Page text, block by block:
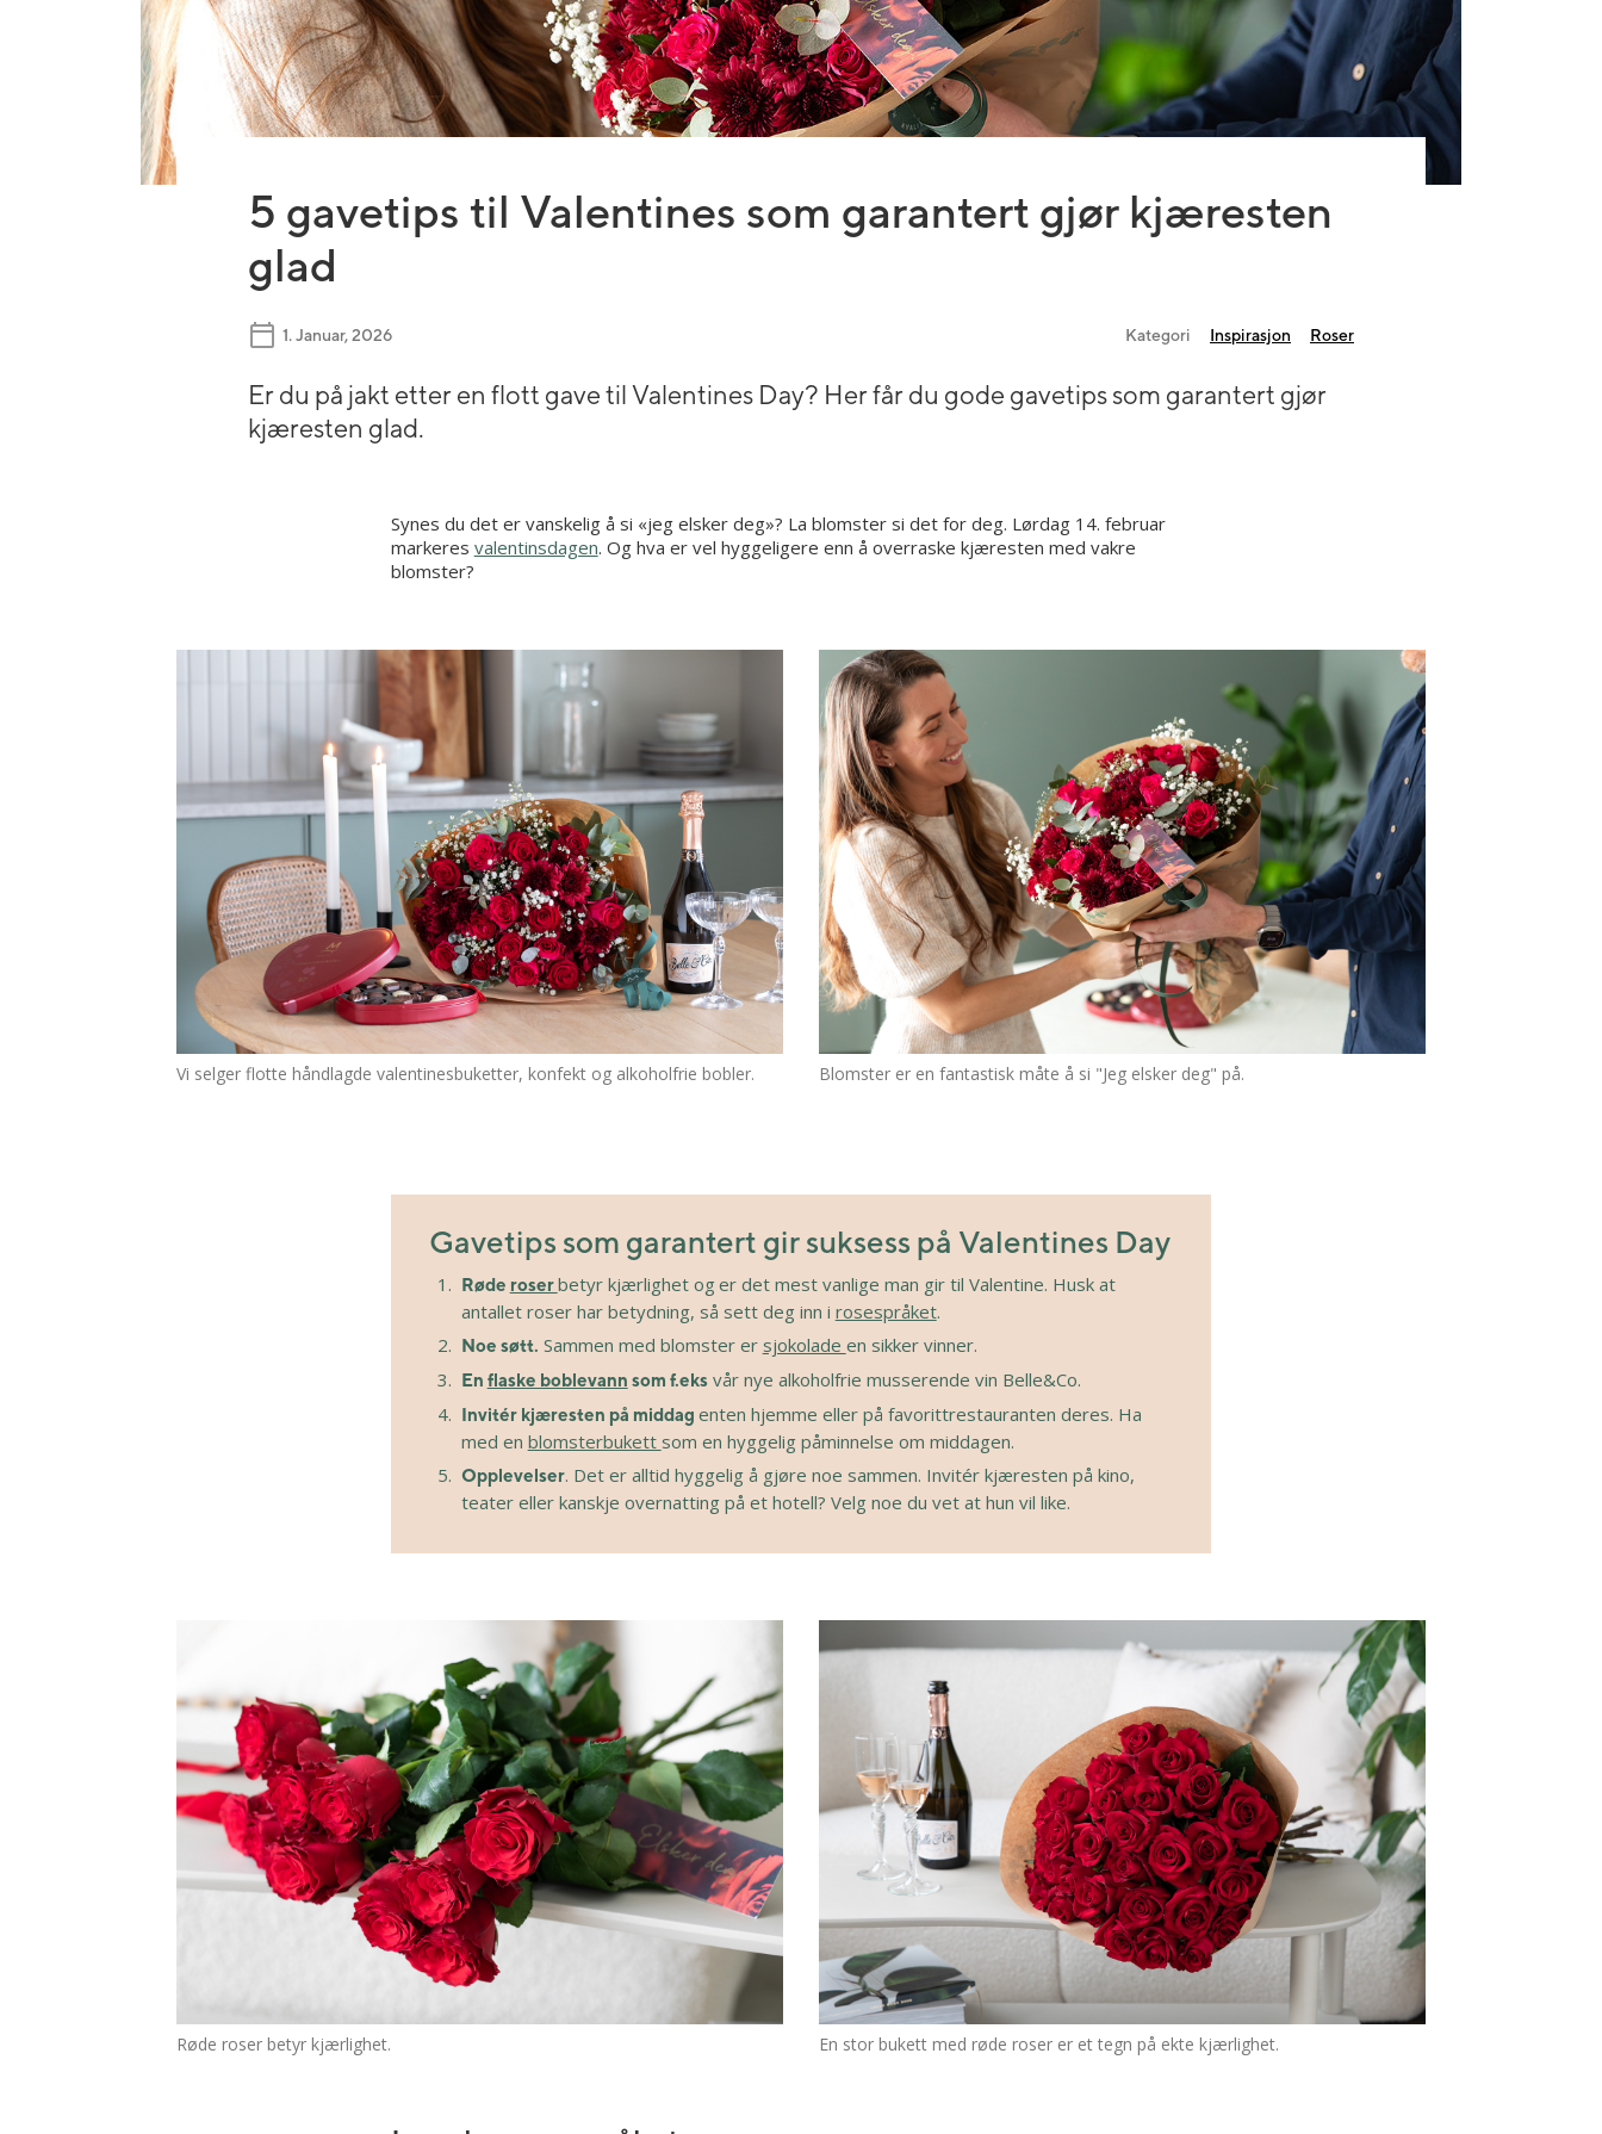
Begravelsesblomster
Gravlys og kranser
DIY-produkter
Grønne planter
5 gavetips til Valentines som garantert gjør kjæresten
glad
1. Januar, 2026 Kategori Inspirasjon Roser
Er du på jakt etter en flott gave til Valentines Day? Her får du gode gavetips som garantert gjør
kjæresten glad.
Synes du det er vanskelig å si «jeg elsker deg»? La blomster si det for deg. Lørdag 14. februar
markeres valentinsdagen. Og hva er vel hyggeligere enn å overraske kjæresten med vakre
blomster?
Vi selger flotte håndlagde valentinesbuketter, konfekt og alkoholfrie bobler. Blomster er en fantastisk måte å si "Jeg elsker deg" på.
Gavetips som garantert gir suksess på Valentines Day
Røde roserbetyr kjærlighet oger det mest vanlige man gir til Valentine. Husk at
antallet roser har betydning, så sett deg inn i rosespråket.
Noe søtt. Sammen med blomster er sjokolade en sikker vinner.
En flaske boblevann som f.eksvår nye alkoholfrie musserende vin Belle&Co.
Invitér kjæresten på middag enten hjemme eller på favorittrestauranten deres. Ha
med en blomsterbukett som en hyggelig påminnelse om middagen.
Opplevelser. Det er alltid hyggelig å gjøre noe sammen. Invitér kjæresten på kino,
teater eller kanskje overnatting på et hotell? Velg noe du vet at hun vil like.
Røde roser betyr kjærlighet. En stor bukett med røde roser er et tegn på ekte kjærlighet.